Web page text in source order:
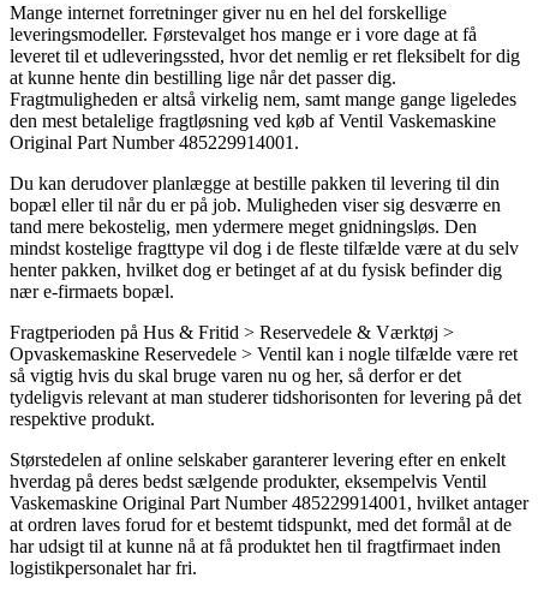
Mange internet forretninger giver nu en hel del forskellige
leveringsmodeller. Førstevalget hos mange er i vore dage at få
leveret til et udleveringssted, hvor det nemlig er ret fleksibelt for dig
at kunne hente din bestilling lige når det passer dig.
Fragtmuligheden er altså virkelig nem, samt mange gange ligeledes
den mest betalelige fragtløsning ved køb af Ventil Vaskemaskine
Original Part Number 485229914001.
Du kan derudover planlægge at bestille pakken til levering til din
bopæl eller til når du er på job. Muligheden viser sig desværre en
tand mere bekostelig, men ydermere meget gnidningsløs. Den
mindst kostelige fragttype vil dog i de fleste tilfælde være at du selv
henter pakken, hvilket dog er betinget af at du fysisk befinder dig
nær e-firmaets bopæl.
Fragtperioden på Hus & Fritid > Reservedele & Værktøj >
Opvaskemaskine Reservedele > Ventil kan i nogle tilfælde være ret
så vigtig hvis du skal bruge varen nu og her, så derfor er det
tydeligvis relevant at man studerer tidshorisonten for levering på det
respektive produkt.
Størstedelen af online selskaber garanterer levering efter en enkelt
hverdag på deres bedst sælgende produkter, eksempelvis Ventil
Vaskemaskine Original Part Number 485229914001, hvilket antager
at ordren laves forud for et bestemt tidspunkt, med det formål at de
har udsigt til at kunne nå at få produktet hen til fragtfirmaet inden
logistikpersonalet har fri.